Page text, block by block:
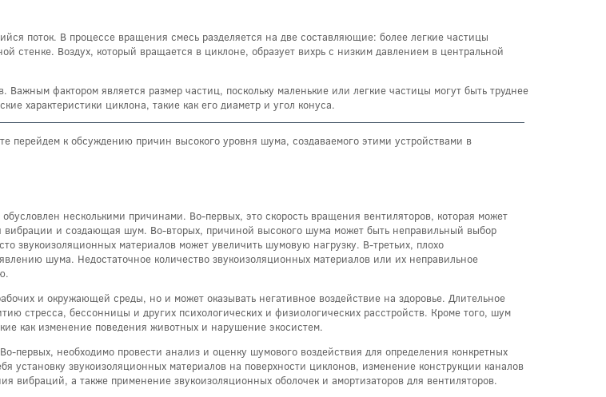
поток. В процессе вращения смесь разделяется на две составляющие: более легкие частицы
Воздух, который вращается в циклоне, образует вихрь с низким давлением в центральной
фактором является размер частиц, поскольку маленькие или легкие частицы могут быть труднее
характеристики циклона, такие как его диаметр и угол конуса.
перейдем к обсуждению причин высокого уровня шума, создаваемого этими устройствами в
несколькими причинами. Во-первых, это скорость вращения вентиляторов, которая может
вибрации и создающая шум. Во-вторых, причиной высокого шума может быть неправильный выбор
звукоизоляционных материалов может увеличить шумовую нагрузку. В-третьих, плохо
шума. Недостаточное количество звукоизоляционных материалов или их неправильное
и окружающей среды, но и может оказывать негативное воздействие на здоровье. Длительное
стресса, бессонницы и других психологических и физиологических расстройств. Кроме того, шум
как изменение поведения животных и нарушение экосистем.
необходимо провести анализ и оценку шумового воздействия для определения конкретных
звукоизоляционных материалов на поверхности циклонов, изменение конструкции каналов
а также применение звукоизоляционных оболочек и амортизаторов для вентиляторов.